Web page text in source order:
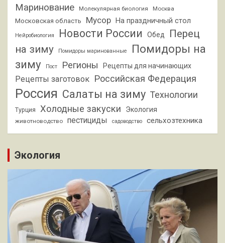
Маринование Молекулярная биология Москва
Московская область Мусор На праздничный стол
Нейробиология Новости России Обед
Перец
на зиму
Помидоры маринованные
Помидоры на
зиму
Пост Регионы Рецепты для начинающих
Рецепты заготовок Российская Федерация
Россия Салаты на зиму Технологии
Турция Холодные закуски Экология
животноводство пестициды садоводство сельхозтехника
Экология